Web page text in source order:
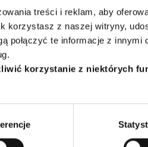
treści i reklam, aby
korzystasz z naszej witryny,
połączyć te informacje z innymi
korzystanie z niektórych